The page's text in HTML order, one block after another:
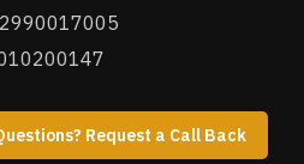
Request a Call Back